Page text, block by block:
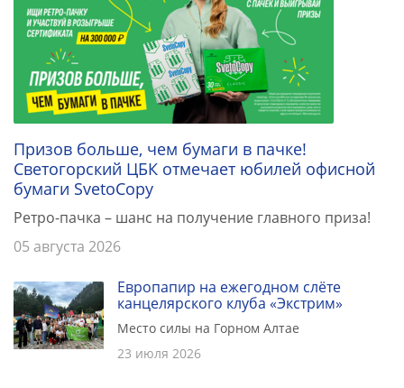
Призов больше, чем бумаги в пачке!
Светогорский ЦБК отмечает юбилей офисной
бумаги SvetoCopy
Ретро-пачка – шанс на получение главного приза!
05 августа 2026
Европапир на ежегодном слёте
канцелярского клуба «Экстрим»
Место силы на Горном Алтае
23 июля 2026